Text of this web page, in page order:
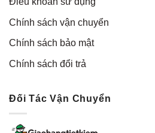
Chính sách vận chuyển
Chính sách bảo mật
Chính sách đổi trả
Đối Tác Vận Chuyển